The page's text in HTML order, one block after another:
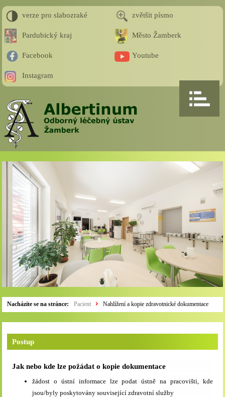
verze pro slabozraké zvětšit písmo
Pardubický kraj Město Žamberk
Facebook Youtube
Instagram
Nacházíte se na stránce: Pacient Nahlížení a kopie zdravotnické dokumentace
Postup
Jak nebo kde lze požádat o kopie dokumentace
žádost o ústní informace lze podat ústně na pracovišti, kde
jsou/byly poskytovány související zdravotní služby